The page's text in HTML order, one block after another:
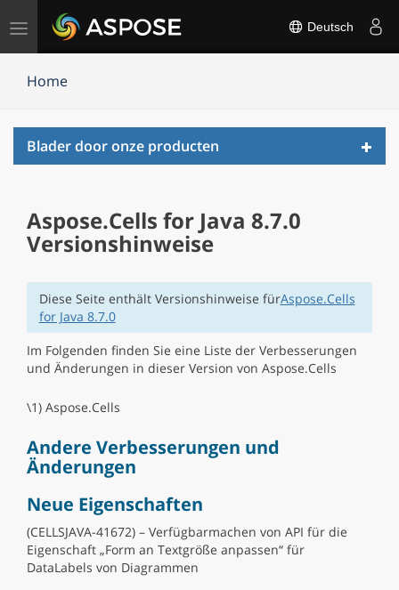
Navigation
Deutsch
Home
Blader door onze producten
Aspose.Cells for Java 8.7.0
Versionshinweise
Diese Seite enthält Versionshinweise fürAspose.Cells
for Java 8.7.0
Im Folgenden finden Sie eine Liste der Verbesserungen
und Änderungen in dieser Version von Aspose.Cells
\1) Aspose.Cells
Andere Verbesserungen und
Änderungen
Neue Eigenschaften
(CELLSJAVA-41672) – Verfügbarmachen von API für die
Eigenschaft „Form an Textgröße anpassen“ für
DataLabels von Diagrammen